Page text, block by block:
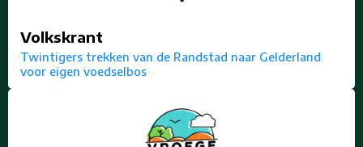
Volkskrant
Twintigers trekken van de Randstad naar Gelderland
voor eigen voedselbos